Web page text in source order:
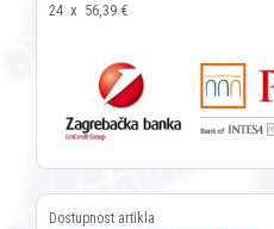
24 x 56,39 €